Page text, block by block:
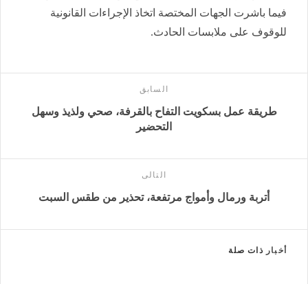
فيما باشرت الجهات المختصة اتخاذ الإجراءات القانونية
للوقوف على ملابسات الحادث.
السابق
طريقة عمل بسكويت التفاح بالقرفة، صحي ولذيذ وسهل
التحضير
التالى
أتربة ورمال وأمواج مرتفعة، تحذير من طقس السبت
أخبار ذات صلة